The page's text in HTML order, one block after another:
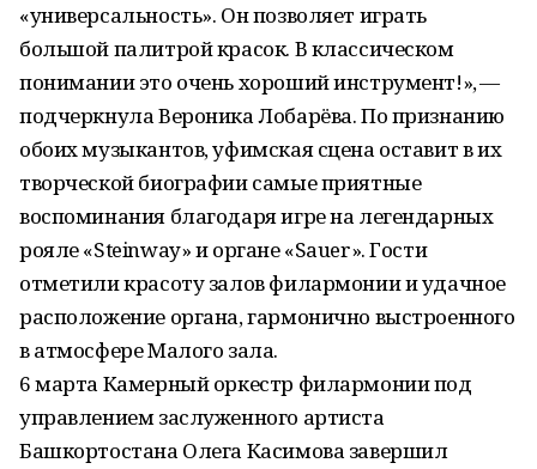
«универсальность». Он позволяет играть
большой палитрой красок. В классическом
понимании это очень хороший инструмент!», —
подчеркнула Вероника Лобарёва. По признанию
обоих музыкантов, уфимская сцена оставит в их
творческой биографии самые приятные
воспоминания благодаря игре на легендарных
рояле «Steinway» и органе «Sauer». Гости
отметили красоту залов филармонии и удачное
расположение органа, гармонично выстроенного
в атмосфере Малого зала.
6 марта Камерный оркестр филармонии под
управлением заслуженного артиста
Башкортостана Олега Касимова завершил